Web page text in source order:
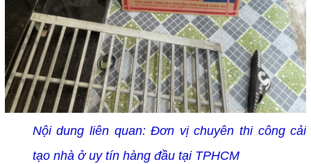
Nội dung liên quan:Đơn vị chuyên thi công cải
tạo nhà ở uy tín hàng đầu tại TPHCM